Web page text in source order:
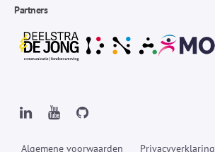
Partners
Algemene voorwaarden Privacyverklaring